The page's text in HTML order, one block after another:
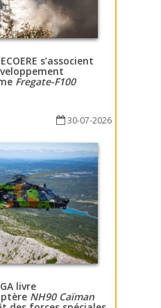
s’associent
Fregate-F100
30-07-2026
livre
NH90 Caïman